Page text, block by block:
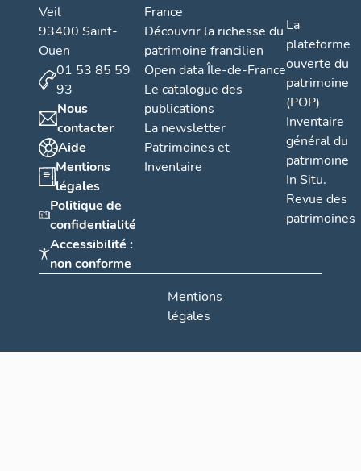
métaux
Veil
93400 Saint-
Ouen
01 53 85 59
93
Nous
contacter
Aide
Mentions
légales
Politique de
confidentialité
Accessibilité :
non conforme
France
Découvrir la richesse du
patrimoine francilien
Open data Île-de-France
Le catalogue des
publications
La newsletter
Patrimoines et
Inventaire
La
plateforme
ouverte du
patrimoine
(POP)
Inventaire
général du
patrimoine
In Situ.
Revue des
patrimoines
Mentions
légales